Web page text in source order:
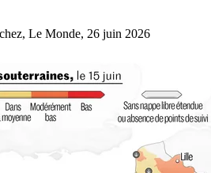
Le Monde, 26 juin 2026